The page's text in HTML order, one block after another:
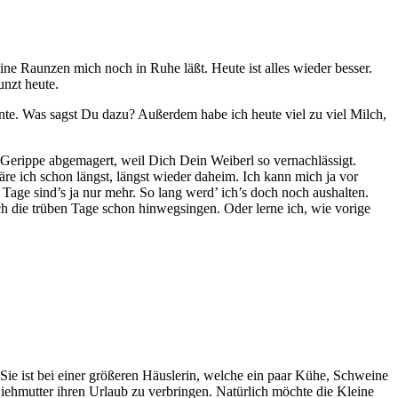
Raunzen mich noch in Ruhe läßt. Heute ist alles wieder besser.
heute.
Was sagst Du dazu? Außerdem habe ich heute viel zu viel Milch,
abgemagert, weil Dich Dein Weiberl so vernachlässigt.
ich schon längst, längst wieder daheim. Ich kann mich ja vor
sind’s ja nur mehr. So lang werd’ ich’s doch noch aushalten.
die trüben Tage schon hinwegsingen. Oder lerne ich, wie vorige
ist bei einer größeren Häuslerin, welche ein paar Kühe, Schweine
ihren Urlaub zu verbringen. Natürlich möchte die Kleine